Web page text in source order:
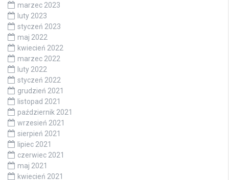
marzec 2023
luty 2023
styczeń 2023
maj 2022
kwiecień 2022
marzec 2022
luty 2022
styczeń 2022
grudzień 2021
listopad 2021
październik 2021
wrzesień 2021
sierpień 2021
lipiec 2021
czerwiec 2021
maj 2021
kwiecień 2021